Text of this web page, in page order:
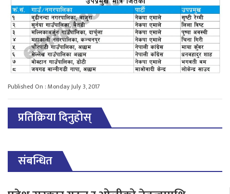
Published On : Monday July 3, 2017
प्रतिक्रिया दिनुहोस्
संबन्धित